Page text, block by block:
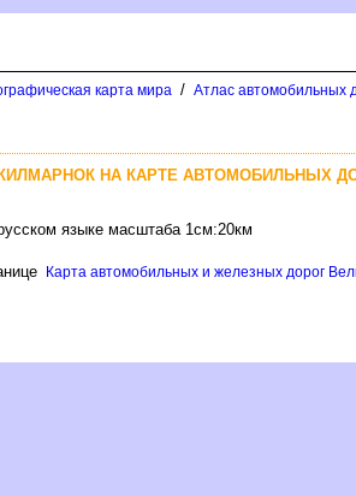
карта мира / Атлас автомобильных
НА КАРТЕ АВТОМОБИЛЬНЫХ
языке масштаба 1см:20км
Карта автомобильных и железных дорог